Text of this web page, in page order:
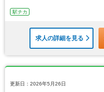
駅チカ
求人の詳細を見る
更新日：2026年5月26日